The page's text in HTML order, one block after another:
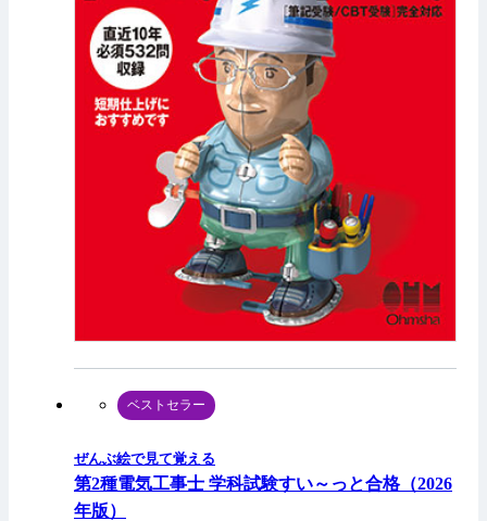
ぜんぶ絵で見て覚える
第2種電気工事士 学科試験すい～っと合格（2026
年版）
ベストセラー